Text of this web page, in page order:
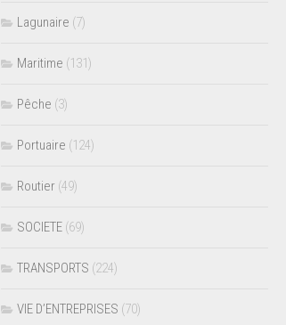
Lagunaire (7)
Maritime (131)
Pêche (3)
Portuaire (124)
Routier (49)
SOCIETE (69)
TRANSPORTS (224)
VIE D’ENTREPRISES (70)